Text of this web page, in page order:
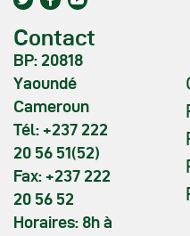
Contact
BP: 20818
Yaoundé
Cameroun
Tél: +237 222
20 56 51(52)
Fax: +237 222
20 56 52
Horaires: 8h à